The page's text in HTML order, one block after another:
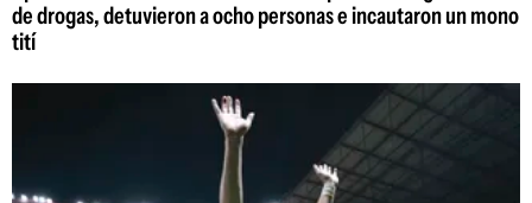
de drogas, detuvieron a ocho personas e incautaron un mono
tití